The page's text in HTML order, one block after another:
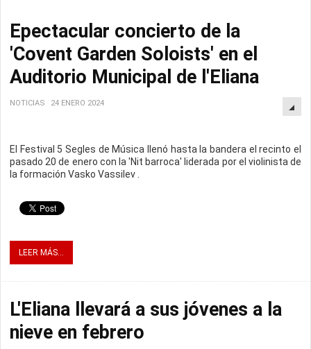
Epectacular concierto de la
'Covent Garden Soloists' en el
Auditorio Municipal de l'Eliana
NOTICIAS 24 ENERO 2024
El Festival 5 Segles de Música llenó hasta la bandera el recinto el
pasado 20 de enero con la 'Nit barroca' liderada por el violinista de
la formación Vasko Vassilev .
LEER MÁS...
L'Eliana llevará a sus jóvenes a la
nieve en febrero